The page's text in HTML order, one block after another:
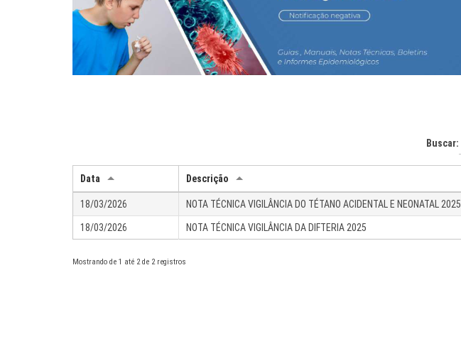
Buscar:
Data Descrição
18/03/2026 NOTA TÉCNICA VIGILÂNCIA DO TÉTANO ACIDENTAL E NEONATAL 2025
18/03/2026 NOTA TÉCNICA VIGILÂNCIA DA DIFTERIA 2025
Mostrando de 1 até 2 de 2 registros